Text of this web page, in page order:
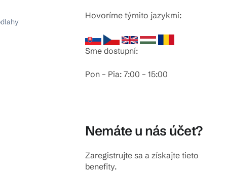
Hovoríme týmito jazykmi:
Sme dostupní:
Pon – Pia: 7:00 – 15:00
Nemáte u nás účet?
Zaregistrujte sa a získajte tieto
benefity.